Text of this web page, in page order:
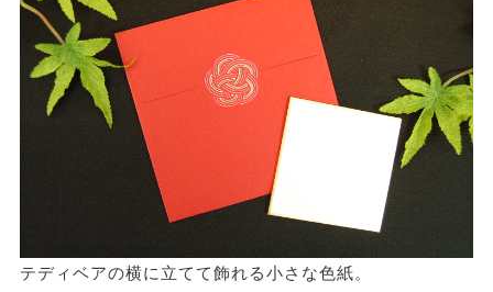
テディベアの横に立てて飾れる小さな色紙。